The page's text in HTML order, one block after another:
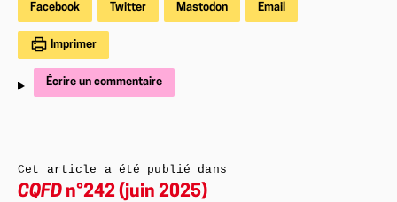
Facebook Twitter Mastodon Email
Imprimer
Écrire un commentaire
Cet article a été publié dans
CQFD n°242 (juin 2025)